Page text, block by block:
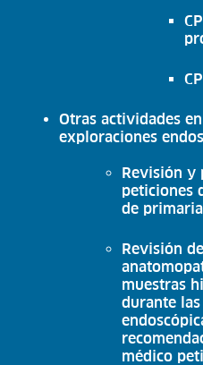
Otras actividades
exploraciones
Revisión y
peticiones
de
Revisión
muestras
durante
médico